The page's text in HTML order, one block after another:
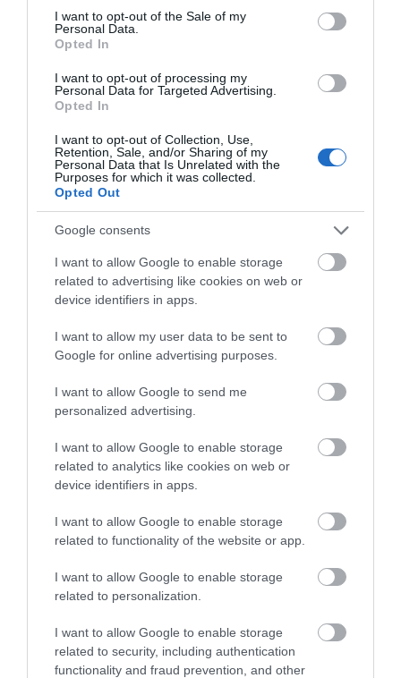
consent section.
I want to opt-out of the Sale of my
Personal Data.
Opted In
I want to opt-out of processing my
Personal Data for Targeted Advertising.
Opted In
I want to opt-out of Collection, Use,
Retention, Sale, and/or Sharing of my
Personal Data that Is Unrelated with the
Purposes for which it was collected.
Opted Out
Google consents
I want to allow Google to enable storage
related to advertising like cookies on web or
device identifiers in apps.
I want to allow my user data to be sent to
Google for online advertising purposes.
I want to allow Google to send me
personalized advertising.
I want to allow Google to enable storage
related to analytics like cookies on web or
device identifiers in apps.
I want to allow Google to enable storage
related to functionality of the website or app.
I want to allow Google to enable storage
related to personalization.
I want to allow Google to enable storage
related to security, including authentication
functionality and fraud prevention, and other
Σούπερ μάρκετ: Πώς κινούνται εδώ οι τιμές
σε σχέση με άλλες ευρωπαϊκές χώρες
20.09.2023 | 14:30
Κέρδος 390 ευρώ τον χρόνο για τους
καταναλωτές από προσφορές και
εκπτώσεις στα σούπερ μάρκετ
25.04.2023 | 16:30